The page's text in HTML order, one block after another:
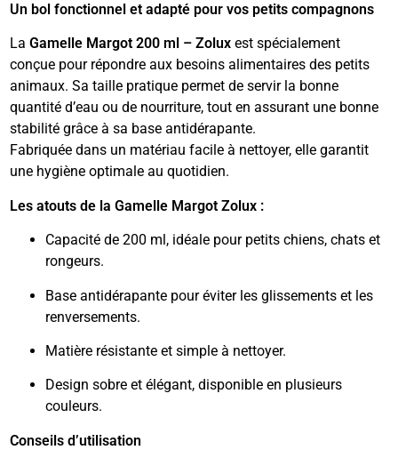
Un bol fonctionnel et adapté pour vos petits compagnons
LaGamelle Margot 200 ml – Zolux est spécialement
conçue pour répondre aux besoins alimentaires des petits
animaux. Sa taille pratique permet de servir la bonne
quantité d’eau ou de nourriture, tout en assurant une bonne
stabilité grâce à sa base antidérapante.
Fabriquée dans un matériau facile à nettoyer, elle garantit
une hygiène optimale au quotidien.
Les atouts de la Gamelle Margot Zolux :
Capacité de 200 ml, idéale pour petits chiens, chats et
rongeurs.
Base antidérapante pour éviter les glissements et les
renversements.
Matière résistante et simple à nettoyer.
Design sobre et élégant, disponible en plusieurs
couleurs.
Conseils d’utilisation